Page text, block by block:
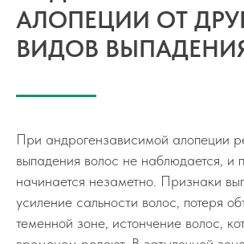
АЛОПЕЦИИ ОТ
ВИДОВ
При андрогензависимой алопеции
выпадения волос не наблюдается, и
начинается незаметно. Признаки
усиление сальности волос, потеря
теменной зоне, истончение волос,